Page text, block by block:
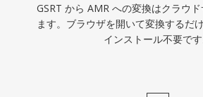
GSRT から AMR への変換はクラウ
ます。ブラウザを開いて変換するだ
インストール不要です